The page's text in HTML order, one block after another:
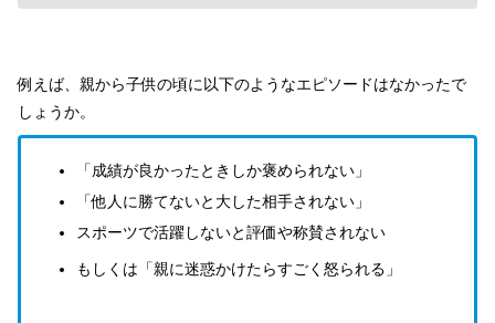
例えば、親から子供の頃に以下のようなエピソードはなかったで
しょうか。
「成績が良かったときしか褒められない」
「他人に勝てないと大した相手されない」
スポーツで活躍しないと評価や称賛されない
もしくは「親に迷惑かけたらすごく怒られる」